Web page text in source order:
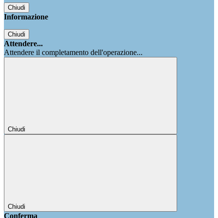
Chiudi
Informazione
Chiudi
Attendere...
Attendere il completamento dell'operazione...
Chiudi
Chiudi
Conferma